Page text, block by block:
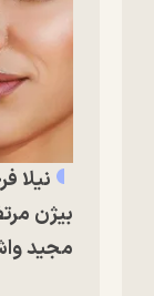
نیلا
بیژن
مجید